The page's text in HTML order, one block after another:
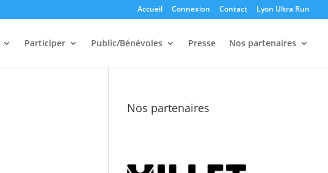
Accueil Connexion Contact Lyon Ultra Run
Participer Public/Bénévoles Presse Nos partenaires
Nos partenaires